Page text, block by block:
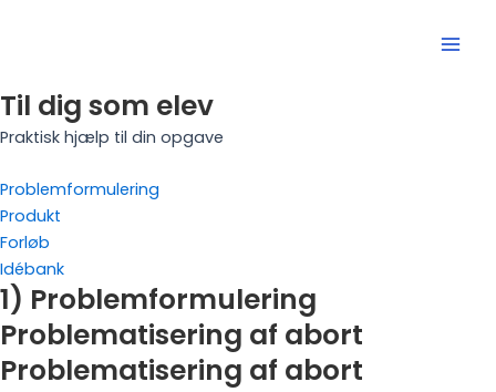
Til dig som elev
Praktisk hjælp til din opgave
Problemformulering
Produkt
Forløb
Idébank
1) Problemformulering
Problematisering af abort
Problematisering af abort